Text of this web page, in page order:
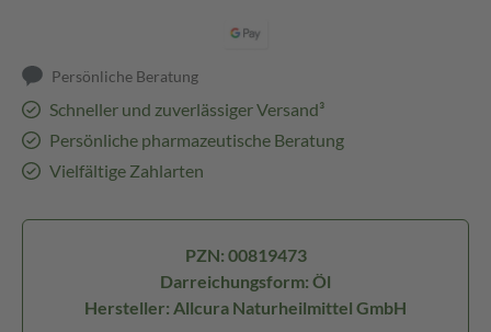
Persönliche Beratung
Schneller und zuverlässiger Versand³
Persönliche pharmazeutische Beratung
Vielfältige Zahlarten
PZN: 00819473
Darreichungsform: Öl
Hersteller: Allcura Naturheilmittel GmbH